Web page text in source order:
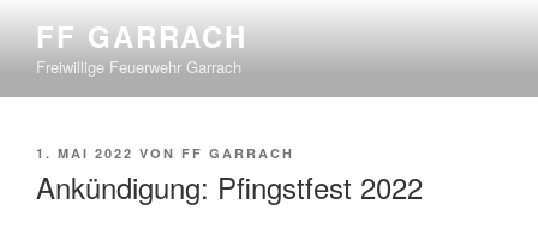
springen
FF GARRACH
Freiwillige Feuerwehr Garrach
VERÖFFENTLICHT
1. MAI 2022 VON FF GARRACH
Ankündigung: Pfingstfest 2022